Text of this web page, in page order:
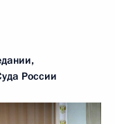
России